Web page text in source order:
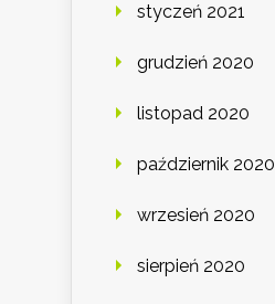
styczeń 2021
grudzień 2020
listopad 2020
październik 2020
wrzesień 2020
sierpień 2020